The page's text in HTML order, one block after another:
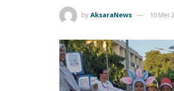
byAksaraNews 10 Mei